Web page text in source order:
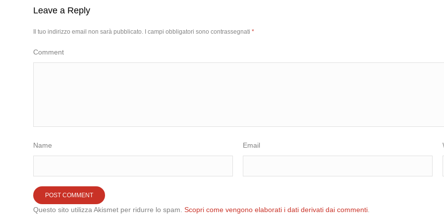
Leave a Reply
Il tuo indirizzo email non sarà pubblicato. I campi obbligatori sono contrassegnati*
Comment
Name Email
Questo sito utilizza Akismet per ridurre lo spam.Scopri come vengono elaborati i dati derivati dai commenti